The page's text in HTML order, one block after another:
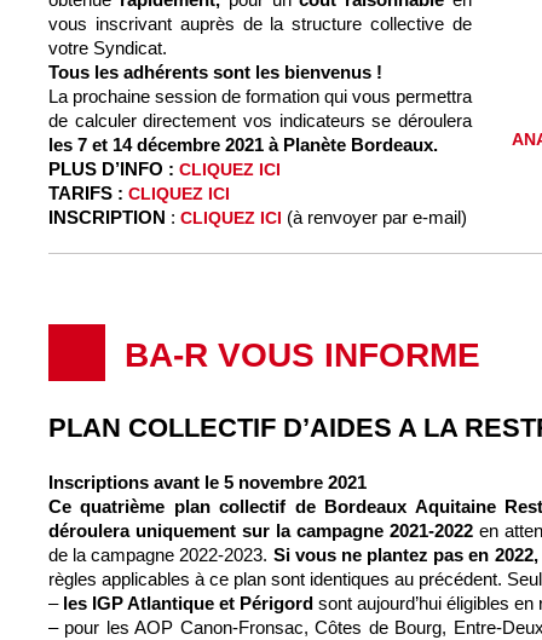
vous inscrivant auprès de la structure collective de
votre Syndicat.
Tous les adhérents sont les bienvenus !
La prochaine session de formation qui vous permettra
de calculer directement vos indicateurs se déroulera
les 7 et 14 décembre 2021 à Planète Bordeaux.
PLUS D’INFO : CLIQUEZ ICI
TARIFS : CLIQUEZ ICI
INSCRIPTION : CLIQUEZ ICI (à renvoyer par e-mail)
BA-R VOUS INFORME
PLAN COLLECTIF D’AIDES A LA
Inscriptions avant le 5 novembre 2021
Ce quatrième plan collectif de Bordeaux Aquitaine
déroulera uniquement sur la campagne 2021-2022en
de la campagne 2022-2023. Si vous ne plantez pas en
règles applicables à ce plan sont identiques au précédent.
– les IGP Atlantique et Périgord sont aujourd’hui éligibles
– pour les AOP Canon-Fronsac, Côtes de Bourg, Entre-